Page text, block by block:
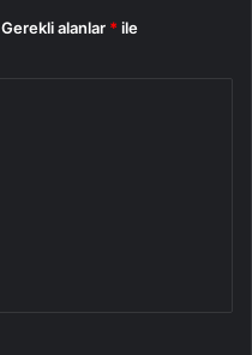
Gerekli alanlar * ile